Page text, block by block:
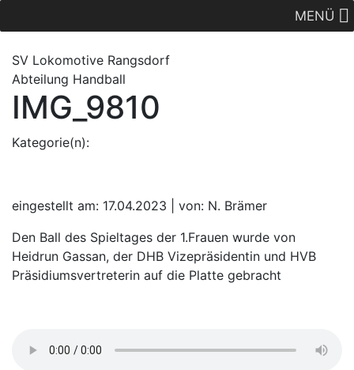
MENÜ
SV Lokomotive Rangsdorf
Abteilung Handball
IMG_9810
Kategorie(n):
eingestellt am: 17.04.2023 | von: N. Brämer
Den Ball des Spieltages der 1.Frauen wurde von
Heidrun Gassan, der DHB Vizepräsidentin und HVB
Präsidiumsvertreterin auf die Platte gebracht